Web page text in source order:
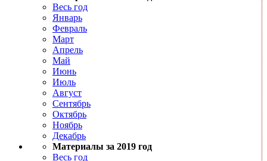
Весь год
Январь
Февраль
Март
Апрель
Май
Июнь
Июль
Август
Сентябрь
Октябрь
Ноябрь
Декабрь
Материалы за 2019 год
Весь год